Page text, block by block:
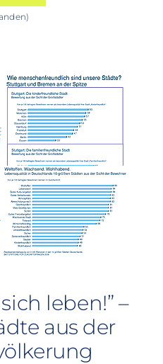
leben!” –
aus der